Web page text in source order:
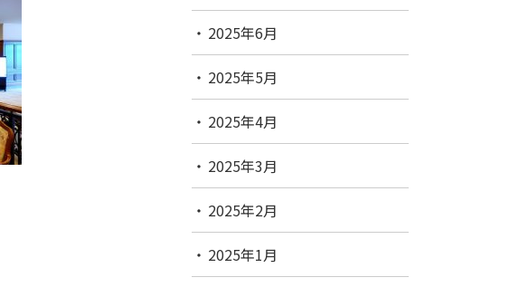
2025年6月
2025年5月
2025年4月
2025年3月
2025年2月
2025年1月